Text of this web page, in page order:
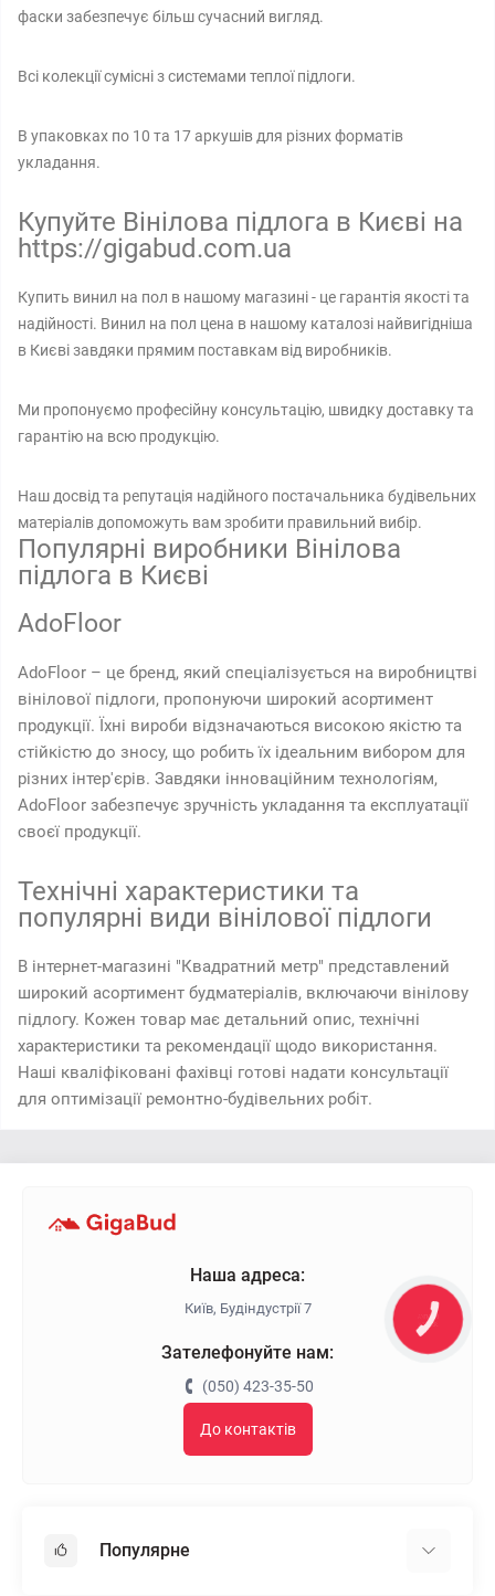
фаски забезпечує більш сучасний вигляд.
Всі колекції сумісні з системами теплої підлоги.
В упаковках по 10 та 17 аркушів для різних форматів
укладання.
Купуйте Вінілова підлога в Києві на
https://gigabud.com.ua
Купить винил на пол в нашому магазині - це гарантія якості та
надійності. Винил на пол цена в нашому каталозі найвигідніша
в Києві завдяки прямим поставкам від виробників.
Ми пропонуємо професійну консультацію, швидку доставку та
гарантію на всю продукцію.
Наш досвід та репутація надійного постачальника будівельних
матеріалів допоможуть вам зробити правильний вибір.
Популярні виробники Вінілова
підлога в Києві
AdoFloor
AdoFloor – це бренд, який спеціалізується на виробництві
вінілової підлоги, пропонуючи широкий асортимент
продукції. Їхні вироби відзначаються високою якістю та
стійкістю до зносу, що робить їх ідеальним вибором для
різних інтер'єрів. Завдяки інноваційним технологіям,
AdoFloor забезпечує зручність укладання та експлуатації
своєї продукції.
Технічні характеристики та
популярні види вінілової підлоги
В інтернет-магазині "Квадратний метр" представлений
широкий асортимент будматеріалів, включаючи вінілову
підлогу. Кожен товар має детальний опис, технічні
характеристики та рекомендації щодо використання.
Наші кваліфіковані фахівці готові надати консультації
для оптимізації ремонтно-будівельних робіт.
Наша адреса:
Київ, Будіндустрії 7
Зателефонуйте нам:
(050) 423-35-50
До контактів
Популярне
КНОПКА
ЗВ'ЯЗКУ